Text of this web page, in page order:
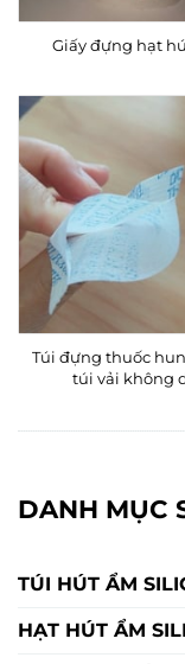
Giấy đựng hạt
Túi đựng thuốc
túi vải không
DANH MỤC
TÚI HÚT ẨM
HẠT HÚT ẨM